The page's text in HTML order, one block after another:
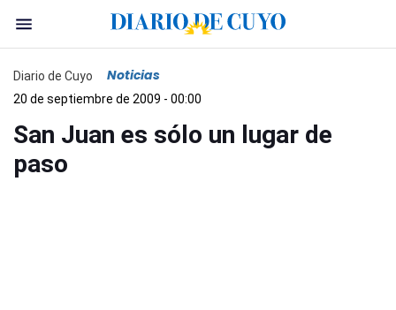
Diario de Cuyo Noticias
20 de septiembre de 2009 - 00:00
San Juan es sólo un lugar de
paso